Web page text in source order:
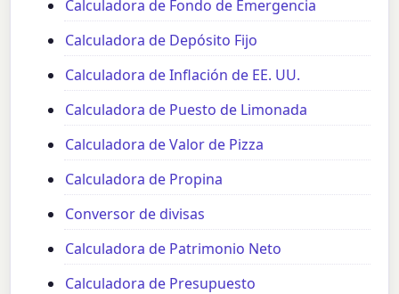
Calculadora de Fondo de Emergencia
Calculadora de Depósito Fijo
Calculadora de Inflación de EE. UU.
Calculadora de Puesto de Limonada
Calculadora de Valor de Pizza
Calculadora de Propina
Conversor de divisas
Calculadora de Patrimonio Neto
Calculadora de Presupuesto